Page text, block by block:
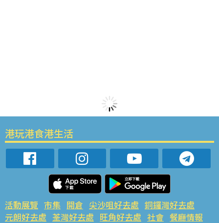
港玩港食港生活
活動展覽 市集 開倉 尖沙咀好去處 銅鑼灣好去處
元朗好去處 荃灣好去處 旺角好去處 社會 餐廳情報